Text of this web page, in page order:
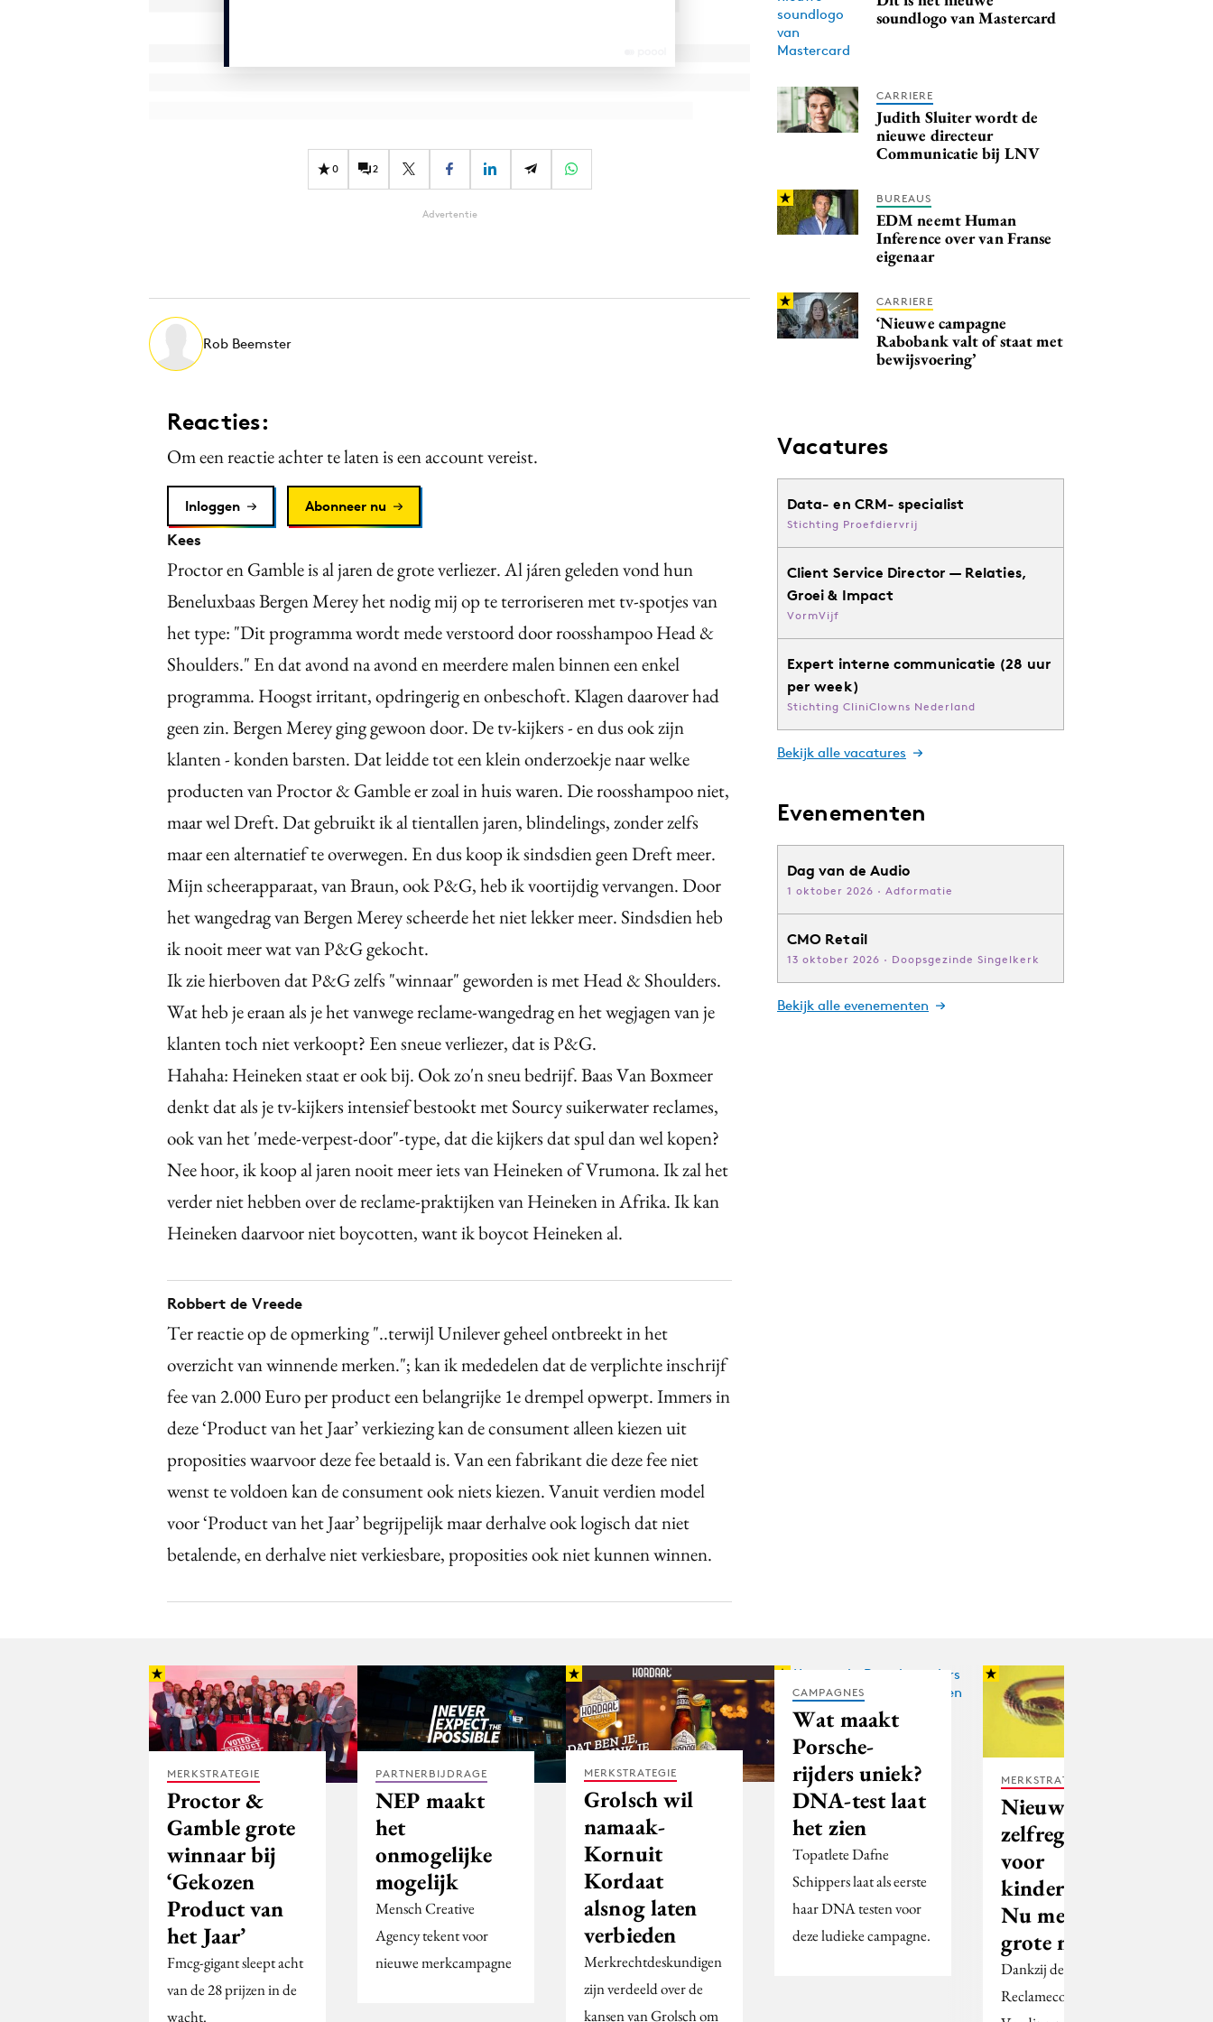
0 2
Advertentie
Rob Beemster
Reacties:
Om een reactie achter te laten is een account vereist.
Inloggen Abonneer nu
Kees
Proctor en Gamble is al jaren de grote verliezer. Al járen geleden vond hun
Beneluxbaas Bergen Merey het nodig mij op te terroriseren met tv-spotjes van
het type: "Dit programma wordt mede verstoord door roosshampoo Head &
Shoulders." En dat avond na avond en meerdere malen binnen een enkel
programma. Hoogst irritant, opdringerig en onbeschoft. Klagen daarover had
geen zin. Bergen Merey ging gewoon door. De tv-kijkers - en dus ook zijn
klanten - konden barsten. Dat leidde tot een klein onderzoekje naar welke
producten van Proctor & Gamble er zoal in huis waren. Die roosshampoo niet,
maar wel Dreft. Dat gebruikt ik al tientallen jaren, blindelings, zonder zelfs
maar een alternatief te overwegen. En dus koop ik sindsdien geen Dreft meer.
Mijn scheerapparaat, van Braun, ook P&G, heb ik voortijdig vervangen. Door
het wangedrag van Bergen Merey scheerde het niet lekker meer. Sindsdien heb
ik nooit meer wat van P&G gekocht.
Ik zie hierboven dat P&G zelfs "winnaar" geworden is met Head & Shoulders.
Wat heb je eraan als je het vanwege reclame-wangedrag en het wegjagen van je
klanten toch niet verkoopt? Een sneue verliezer, dat is P&G.
Hahaha: Heineken staat er ook bij. Ook zo'n sneu bedrijf. Baas Van Boxmeer
denkt dat als je tv-kijkers intensief bestookt met Sourcy suikerwater reclames,
ook van het 'mede-verpest-door"-type, dat die kijkers dat spul dan wel kopen?
Nee hoor, ik koop al jaren nooit meer iets van Heineken of Vrumona. Ik zal het
verder niet hebben over de reclame-praktijken van Heineken in Afrika. Ik kan
Heineken daarvoor niet boycotten, want ik boycot Heineken al.
Robbert de Vreede
Ter reactie op de opmerking "..terwijl Unilever geheel ontbreekt in het
overzicht van winnende merken."; kan ik mededelen dat de verplichte inschrijf
fee van 2.000 Euro per product een belangrijke 1e drempel opwerpt. Immers in
deze ‘Product van het Jaar’ verkiezing kan de consument alleen kiezen uit
proposities waarvoor deze fee betaald is. Van een fabrikant die deze fee niet
wenst te voldoen kan de consument ook niets kiezen. Vanuit verdien model
voor ‘Product van het Jaar’ begrijpelijk maar derhalve ook logisch dat niet
betalende, en derhalve niet verkiesbare, proposities ook niet kunnen winnen.
soundlogo van Mastercard
CARRIERE
Judith Sluiter wordt de
nieuwe directeur
Communicatie bij LNV
BUREAUS
EDM neemt Human
Inference over van Franse
eigenaar
CARRIERE
‘Nieuwe campagne
Rabobank valt of staat met
bewijsvoering’
Vacatures
Data- en CRM- specialist
Stichting Proefdiervrij
Client Service Director — Relaties,
Groei & Impact
VormVijf
Expert interne communicatie (28 uur
per week)
Stichting CliniClowns Nederland
Bekijk alle vacatures
Evenementen
Dag van de Audio
1 oktober 2026 · Adformatie
CMO Retail
13 oktober 2026 · Doopsgezinde Singelkerk
Bekijk alle evenementen
MERKSTRATEGIE
Proctor &
Gamble grote
winnaar bij
‘Gekozen
Product van
het Jaar’
Fmcg-gigant sleept acht
van de 28 prijzen in de
wacht.
PARTNERBIJDRAGE
NEP maakt
het
onmogelijke
mogelijk
Mensch Creative
Agency tekent voor
nieuwe merkcampagne
MERKSTRATEGIE
Grolsch wil
namaak-
Kornuit
Kordaat
alsnog laten
verbieden
Merkrechtdeskundigen
zijn verdeeld over de
kansen van Grolsch om
CAMPAGNES
Wat maakt
Porsche-
rijders uniek?
DNA-test laat
het zien
Topatlete Dafne
Schippers laat als eerste
haar DNA testen voor
deze ludieke campagne.
MERKSTRATEGIE
Nieuw: de
zelfreguleringscode
voor
kindermarketing.
Nu met extra
grote mazen!
Dankzij de nieuwe
Reclamecode Voor